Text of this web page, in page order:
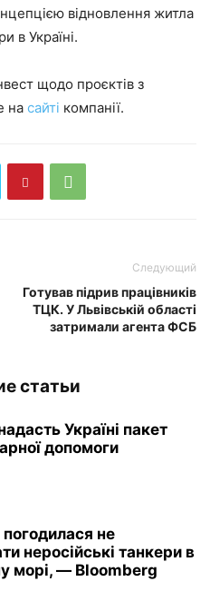
відновлення житла
в Україні.
щодо проєктів з
на сайті компанії.
Следующий
Готував підрив працівників
ТЦК. У Львівській області
затримали агента ФСБ
статьи
Україні пакет
допомоги
погодилася не
неросійські танкери в
морі, — Bloomberg